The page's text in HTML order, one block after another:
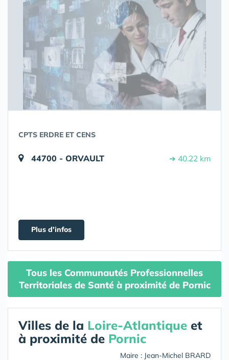
CPTS ERDRE ET CENS
44700 - ORVAULT ➔ 40.22 km
Plus d'infos
Tous les Communautés Professionnelles
Territoriales de Santé à proximité de Pornic
Villes de la Loire-Atlantique et
à proximité de Pornic
Maire : Jean-Michel BRARD